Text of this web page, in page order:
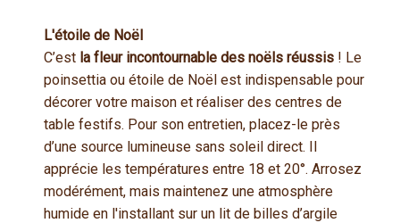
L'étoile de Noël
C’est la fleur incontournable des noëls réussis ! Le
poinsettia ou étoile de Noël est indispensable pour
décorer votre maison et réaliser des centres de
table festifs. Pour son entretien, placez-le près
d’une source lumineuse sans soleil direct. Il
apprécie les températures entre 18 et 20°. Arrosez
modérément, mais maintenez une atmosphère
humide en l'installant sur un lit de billes d’argile